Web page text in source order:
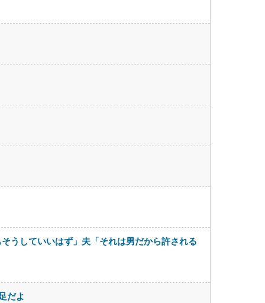
うしていいはず」夫「それは男だから許される
だよ